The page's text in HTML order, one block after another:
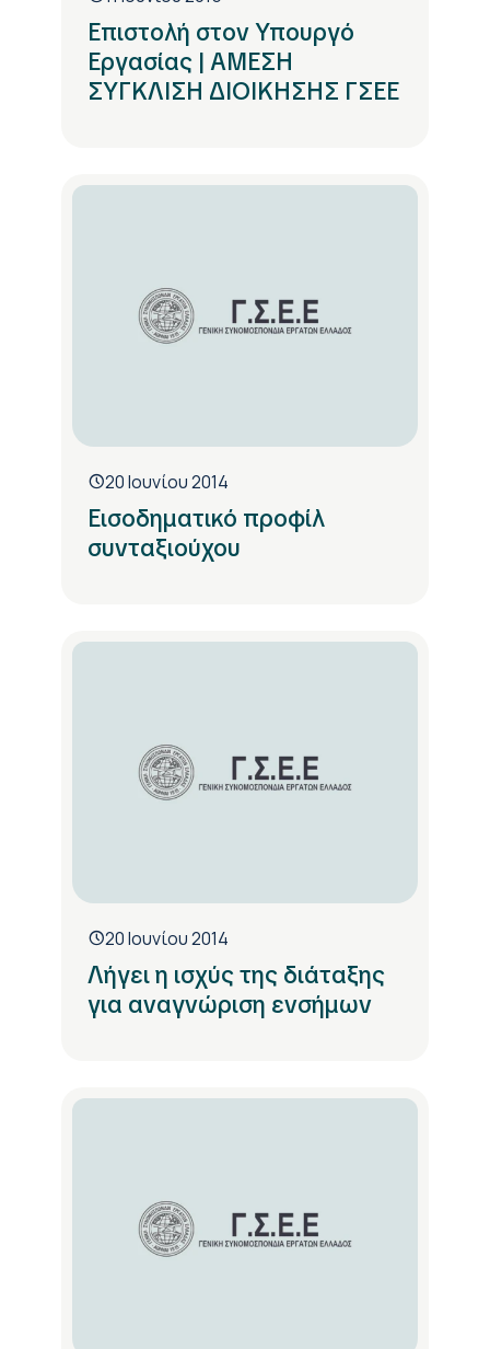
Επιστολή στον Υπουργό
Εργασίας | ΑΜΕΣΗ
ΣΥΓΚΛΙΣΗ ΔΙΟΙΚΗΣΗΣ ΓΣΕΕ
20 Ιουνίου 2014
Εισοδηματικό προφίλ
συνταξιούχου
20 Ιουνίου 2014
Λήγει η ισχύς της διάταξης
για αναγνώριση ενσήμων